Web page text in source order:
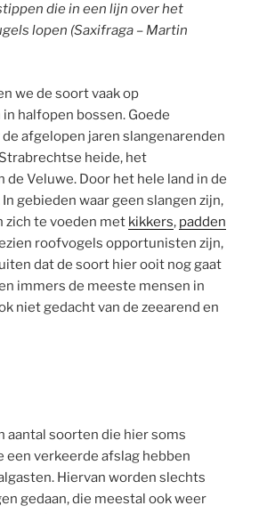
die in een lijn over het
lopen (Saxifraga – Martin
we de soort vaak op
halfopen bossen. Goede
afgelopen jaren slangenarenden
heide, het
de Veluwe. Door het hele land in de
gebieden waar geen slangen zijn,
zich te voeden met kikkers, padden
roofvogels opportunisten zijn,
dat de soort hier ooit nog gaat
immers de meeste mensen in
niet gedacht van de zeearend en
aantal soorten die hier soms
een verkeerde afslag hebben
Hiervan worden slechts
gedaan, die meestal ook weer